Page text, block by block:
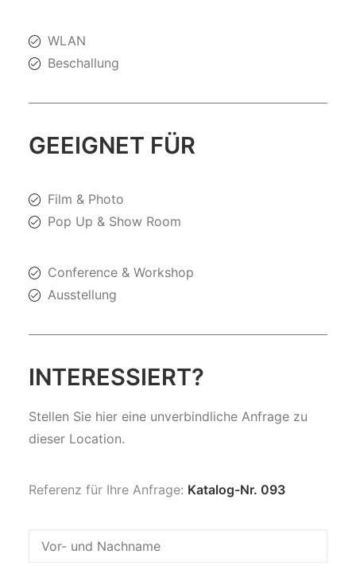
WLAN
Beschallung
GEEIGNET FÜR
Film & Photo
Pop Up & Show Room
Conference & Workshop
Ausstellung
INTERESSIERT?
Stellen Sie hier eine unverbindliche Anfrage zu
dieser Location.
Referenz für Ihre Anfrage: Katalog-Nr. 093